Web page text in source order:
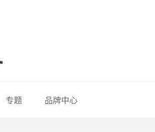
专题 品牌中心